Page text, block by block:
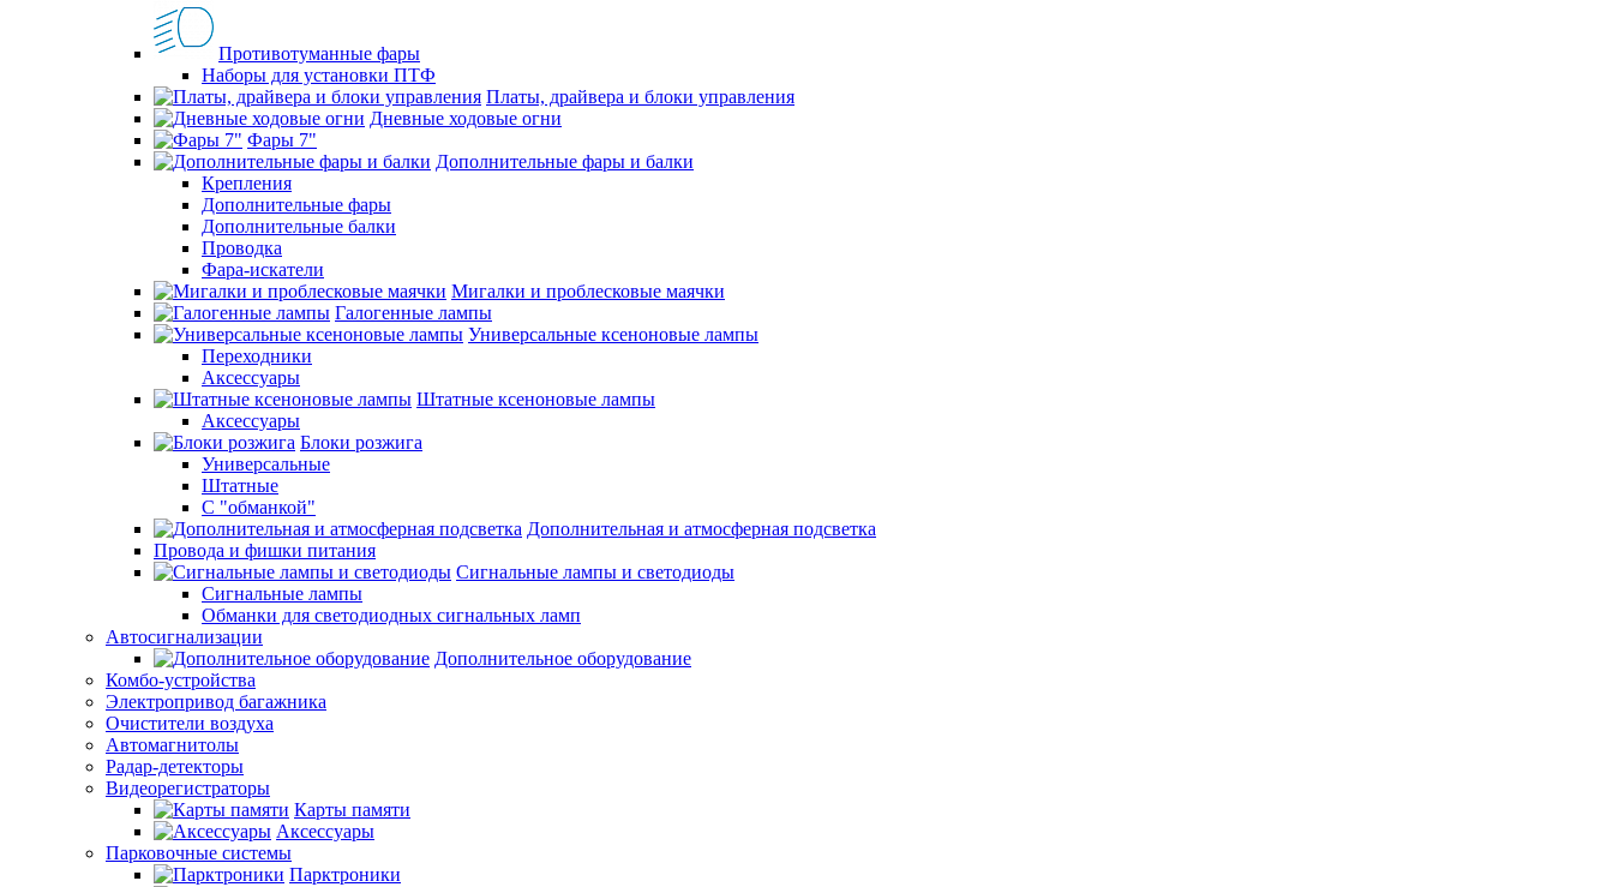
Противотуманные фары
Наборы для установки ПТФ
Платы, драйвера и блоки управления
Дневные ходовые огни
Фары 7"
Дополнительные фары и балки
Крепления
Дополнительные фары
Дополнительные балки
Проводка
Фара-искатели
Мигалки и проблесковые маячки
Галогенные лампы
Универсальные ксеноновые лампы
Переходники
Аксессуары
Штатные ксеноновые лампы
Аксессуары
Блоки розжига
Универсальные
Штатные
С "обманкой"
Дополнительная и атмосферная подсветка
Провода и фишки питания
Cигнальные лампы и светодиоды
Сигнальные лампы
Обманки для светодиодных сигнальных ламп
Автосигнализации
Дополнительное оборудование
Комбо-устройства
Электропривод багажника
Очистители воздуха
Автомагнитолы
Радар-детекторы
Видеорегистраторы
Карты памяти
Аксессуары
Парковочные системы
Парктроники